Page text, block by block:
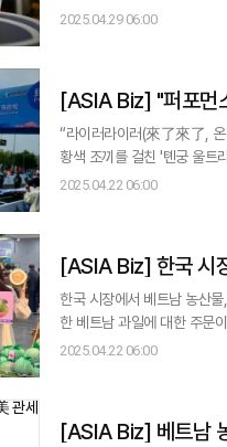
며, 일본인 관광객들은 한국을 방문해 쌀을 구매하
2025.04.29 06:00
[ASIA
“라이러라이러(來了來了, 온다 온다)." "
황색 조끼를 걸친 '톈궁 울트
객들이 외쳤다. 마침내 톈궁
2025.04.22 06:00
[ASIA
한국 시장에서 베트남 농산
한 베트남 과일에 대한 주문
기 시작하면서 큰 주목을 받
2025.04.22 06:00
[ASIA